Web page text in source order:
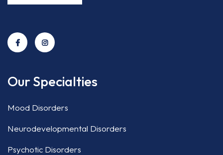
Our Specialties
Mood Disorders
Neurodevelopmental Disorders
Psychotic Disorders